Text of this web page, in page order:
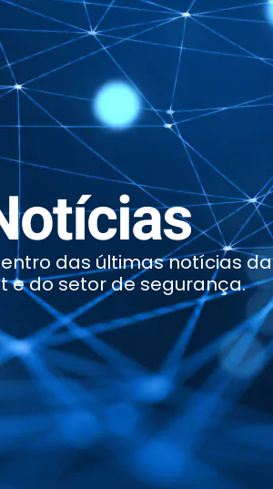
das últimas notícias da
e do setor de segurança.